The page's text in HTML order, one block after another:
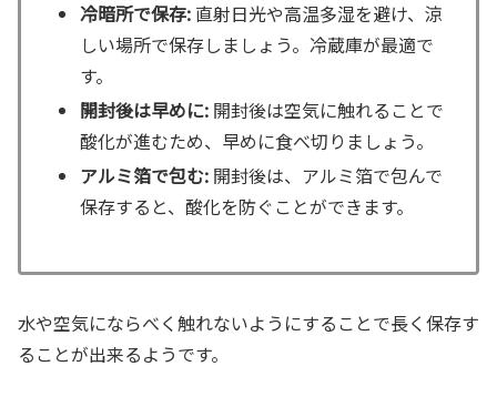
冷暗所で保存: 直射日光や高温多湿を避け、涼
しい場所で保存しましょう。冷蔵庫が最適で
す。
開封後は早めに: 開封後は空気に触れることで
酸化が進むため、早めに食べ切りましょう。
アルミ箔で包む: 開封後は、アルミ箔で包んで
保存すると、酸化を防ぐことができます。
水や空気にならべく触れないようにすることで長く保存す
ることが出来るようです。